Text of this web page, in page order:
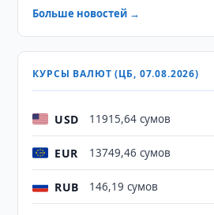
Больше новостей →
КУРСЫ ВАЛЮТ (ЦБ, 07.08.2026)
USD 11915,64 сумов
EUR 13749,46 сумов
RUB 146,19 сумов